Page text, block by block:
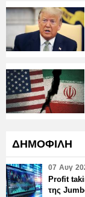
ΔΗΜΟΦΙΛΗ
07 Αυγ
Profit
της